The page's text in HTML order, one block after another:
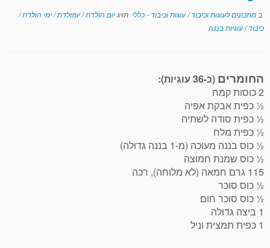
ב מתכונים לעוגות וכיבוד/עוגות וכיבוד - כללי תויגיום הולדת/יומולדת/ימי הולדת/
כיבוד/עוגיות בננה
החומרים (כ-36 עוגיות):
2 כוסות קמח
½ כפית אבקת אפיה
½ כפית סודה לשתיה
½ כפית מלח
½ כוס בננה מעוכה (מ-1 בננה גדולה)
½ כוס שמנת חמוצה
115 גרם חמאה (לא מלוחה), רכה
½ כוס סוכר
½ כוס סוכר חום
1 ביצה גדולה
1 כפית תמצית וניל